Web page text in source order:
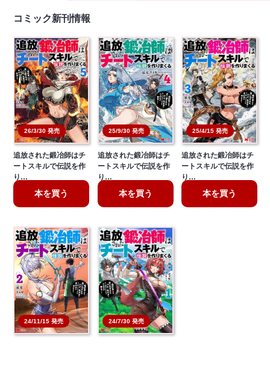
コミック新刊情報
26/3/30 発売
追放された鍛冶師はチ
ートスキルで伝説を作
り…
本を買う
25/9/30 発売
追放された鍛冶師はチ
ートスキルで伝説を作
り…
本を買う
25/4/15 発売
追放された鍛冶師はチ
ートスキルで伝説を作
り…
本を買う
24/11/15 発売 24/7/30 発売